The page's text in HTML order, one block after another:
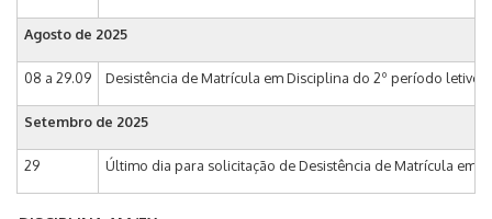
Agosto de 2025
08 a 29.09 Desistência de Matrícula em Disciplina do 2º período letivo
Setembro de 2025
29 Último dia para solicitação de Desistência de Matrícula em